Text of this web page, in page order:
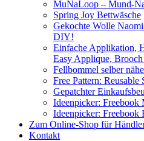
MuNaLoop – Mund-
Spring Joy Bettwäsche
Gekochte Wolle
DIY!
Einfache Applikation,
Easy Applique,
Fellbommel selber
Free Pattern:
Gepatchter
Ideenpicker: Freebook
Ideenpicker:
Zum Online-Shop für
Kontakt